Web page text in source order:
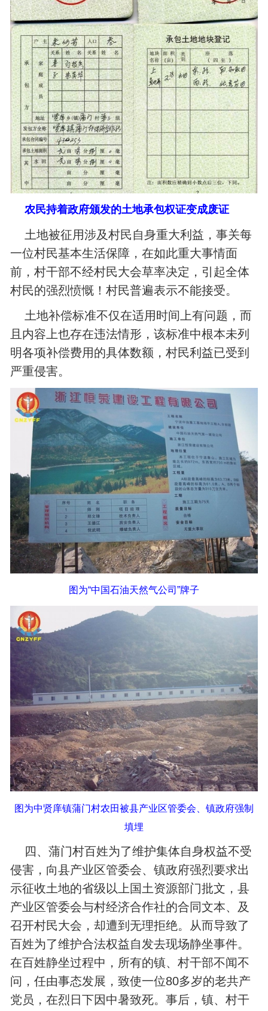
农民持着政府颁发的土地承包权证变成废证
土地被征用涉及村民自身重大利益，事关每
一位村民基本生活保障，在如此重大事情面
前，村干部不经村民大会草率决定，引起全体
村民的强烈愤慨！村民普遍表示不能接受。
土地补偿标准不仅在适用时间上有问题，而
且内容上也存在违法情形，该标准中根本未列
明各项补偿费用的具体数额，村民利益已受到
严重侵害。
图为“中国石油天然气公司”牌子
图为中贤庠镇蒲门村农田被县产业区管委会、镇政府强制
填埋
四、蒲门村百姓为了维护集体自身权益不受
侵害，向县产业区管委会、镇政府强烈要求出
示征收土地的省级以上国土资源部门批文，县
产业区管委会与村经济合作社的合同文本、及
召开村民大会，却遭到无理拒绝。从而导致了
百姓为了维护合法权益自发去现场静坐事件。
在百姓静坐过程中，所有的镇、村干部不闻不
问，任由事态发展，致使一位80多岁的老共产
党员，在烈日下因中暑致死。事后，镇、村干